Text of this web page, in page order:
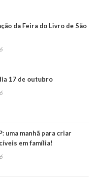
da Feira do Livro de São
17 de outubro
uma manhã para criar
em família!